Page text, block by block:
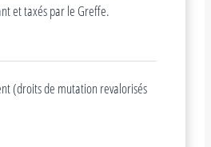
et taxés par le Greffe.
(droits de mutation revalorisés